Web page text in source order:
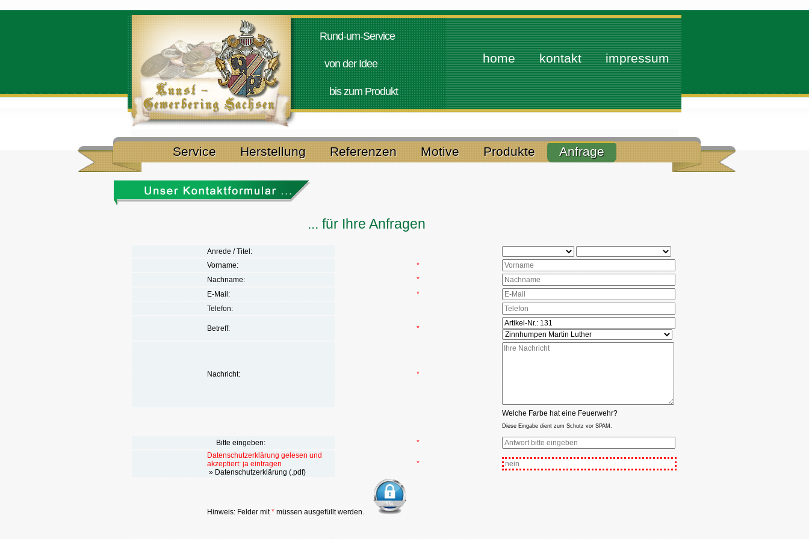
Rund-um-Service
von der Idee
bis zum Produkt
home kontakt impressum
Service Herstellung Referenzen Motive Produkte Anfrage
... für Ihre Anfragen
Anrede / Titel:
Vorname:
*
Nachname:
*
E-Mail:
*
Telefon:
Betreff: *
Nachricht: *
Welche Farbe hat eine Feuerwehr?
Diese Eingabe dient zum Schutz vor SPAM.
Bitte eingeben:
*
Datenschutzerklärung gelesen und
akzeptiert: ja eintragen
» Datenschutzerklärung (.pdf)
*
Hinweis: Felder mit* müssen ausgefüllt werden.